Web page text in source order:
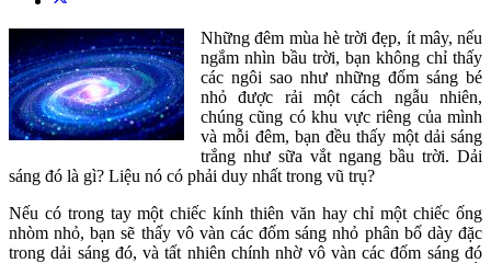
Những đêm mùa hè trời đẹp, ít mây, nếu
ngắm nhìn bầu trời, bạn không chỉ thấy
các ngôi sao như những đốm sáng bé
nhỏ được rải một cách ngẫu nhiên,
chúng cũng có khu vực riêng của mình
và mỗi đêm, bạn đều thấy một dải sáng
trắng như sữa vắt ngang bầu trời. Dải
sáng đó là gì? Liệu nó có phải duy nhất trong vũ trụ?
Nếu có trong tay một chiếc kính thiên văn hay chỉ một chiếc ống
nhòm nhỏ, bạn sẽ thấy vô vàn các đốm sáng nhỏ phân bố dày đặc
trong dải sáng đó, và tất nhiên chính nhờ vô vàn các đốm sáng đó